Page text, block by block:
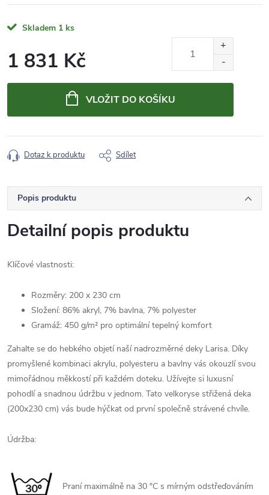
Skladem 1 ks
1 831 Kč
VLOŽIT DO KOŠÍKU
Dotaz k produktu Sdílet
Popis produktu
Detailní popis produktu
Klíčové vlastnosti:
Rozměry: 200 x 230 cm
Složení: 86% akryl, 7% bavlna, 7% polyester
Gramáž: 450 g/m² pro optimální tepelný komfort
Zahalte se do hebkého objetí naší nadrozměrné deky Larisa. Díky
promyšlené kombinaci akrylu, polyesteru a bavlny vás okouzlí svou
mimořádnou měkkostí při každém doteku. Užívejte si luxusní
pohodlí a snadnou údržbu v jednom. Tato velkoryse střižená deka
(200x230 cm) vás bude hýčkat od první společně strávené chvíle.
Údržba:
Praní maximálně na 30 °C s mírným odstřeďováním